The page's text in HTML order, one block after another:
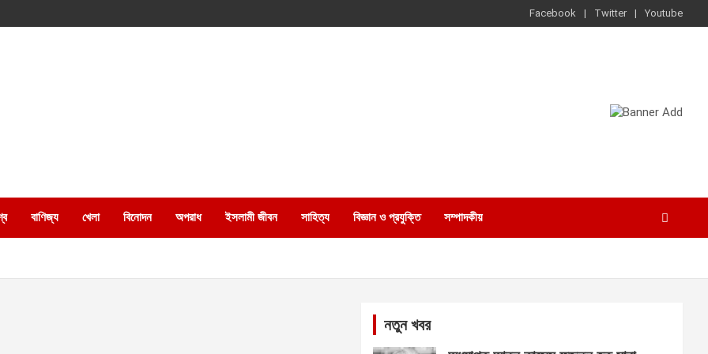
Facebook Twitter Youtube
বাণিজ্য খেলা বিনোদন অপরাধ ইসলামী জীবন সাহিত্য বিজ্ঞান ও প্রযুক্তি সম্পাদকীয়
নতুন খবর